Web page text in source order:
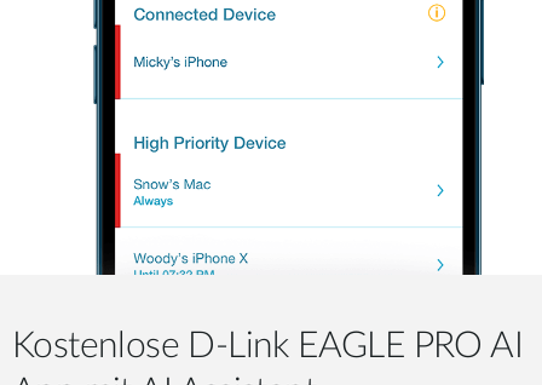
Kostenlose D-Link EAGLE PRO AI